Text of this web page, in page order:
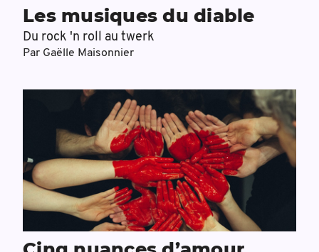
Les musiques du diable
Du rock 'n roll au twerk
Par Gaëlle Maisonnier